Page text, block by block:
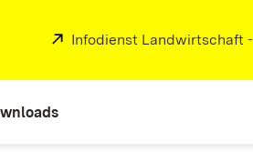
Extern:
Infodienst Landwirtschaft